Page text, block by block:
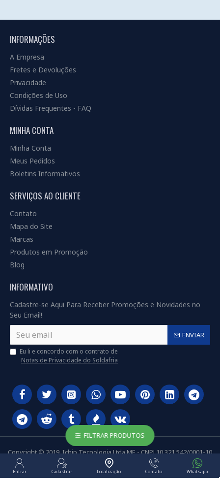
INFORMAÇÕES
A Empresa
Fretes e Devoluções
Privacidade
Condições de Uso
Dívidas Frequentes - FAQ
MINHA CONTA
Minha Conta
Meus Pedidos
Boletins Informativos
SERVIÇOS AO CLIENTE
Contato
Mapa do Site
Marcas
Produtos em Promoção
Blog
INFORMATIVO
Cadastre-se Aqui Para Receber Promoções e Novidades no
Seu Email!
ENVIAR
Eu li e concordo com o contrato de
Notas de Privacidade do Soldafria
Copyright © 2019, Ichip Tecnologia Ltda ME - CNPJ 10.321.542/0001-10
Entrar Cadastrar Localização Contato Whatsapp
FILTRAR PRODUTOS